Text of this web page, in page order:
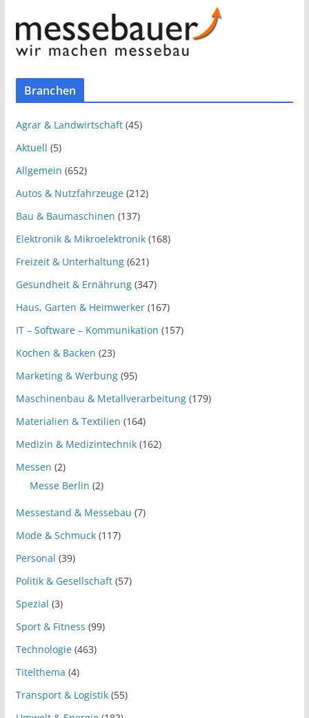
Branchen
Agrar & Landwirtschaft(45)
Aktuell (5)
Allgemein (652)
Autos & Nutzfahrzeuge(212)
Bau & Baumaschinen (137)
Elektronik & Mikroelektronik(168)
Freizeit & Unterhaltung(621)
Gesundheit & Ernährung(347)
Haus, Garten & Heimwerker(167)
IT – Software – Kommunikation (157)
Kochen & Backen (23)
Marketing & Werbung(95)
Maschinenbau & Metallverarbeitung(179)
Materialien & Textilien (164)
Medizin & Medizintechnik(162)
Messen (2)
Messe Berlin (2)
Messestand & Messebau (7)
Mode & Schmuck(117)
Personal (39)
Politik & Gesellschaft(57)
Spezial (3)
Sport & Fitness (99)
Technologie(463)
Titelthema (4)
Transport & Logistik(55)